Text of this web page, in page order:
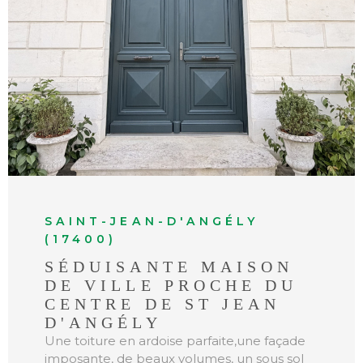
SAINT-JEAN-D'ANGÉLY
(17400)
SÉDUISANTE MAISON
DE VILLE PROCHE DU
CENTRE DE ST JEAN
D'ANGÉLY
Une toiture en ardoise parfaite,une façade
imposante, de beaux volumes, un sous sol
VOIR LE BIEN